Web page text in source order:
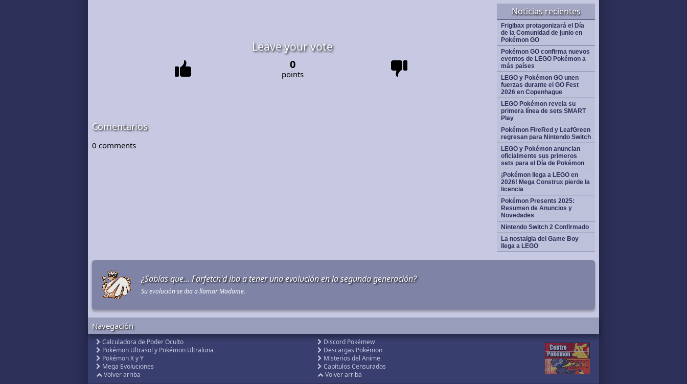
Noticias recientes
Frigibax protagonizará el Día
de la Comunidad de junio en
Pokémon GO
Pokémon GO confirma nuevos
eventos de LEGO Pokémon a
más países
LEGO y Pokémon GO unen
fuerzas durante el GO Fest
2026 en Copenhague
LEGO Pokémon revela su
primera línea de sets SMART
Play
Pokémon FireRed y LeafGreen
regresan para Nintendo Switch
LEGO y Pokémon anuncian
oficialmente sus primeros
sets para el Día de Pokémon
¡Pokémon llega a LEGO en
2026! Mega Construx pierde la
licencia
Pokémon Presents 2025:
Resumen de Anuncios y
Novedades
Nintendo Switch 2 Confirmado
La nostalgia del Game Boy
llega a LEGO
Leave your vote
0
points
Comentarios
0 comments
¿Sabías que... Farfetch'd iba a tener una evolución en la segunda generación?
Su evolución se iba a llamar Madame.
Navegación
Calculadora de Poder Oculto
Pokémon Ultrasol y Pokémon Ultraluna
Pokémon X y Y
Mega Evoluciones
Volver arriba
Discord Pokémew
Descargas Pokémon
Misterios del Anime
Capítulos Censurados
Volver arriba